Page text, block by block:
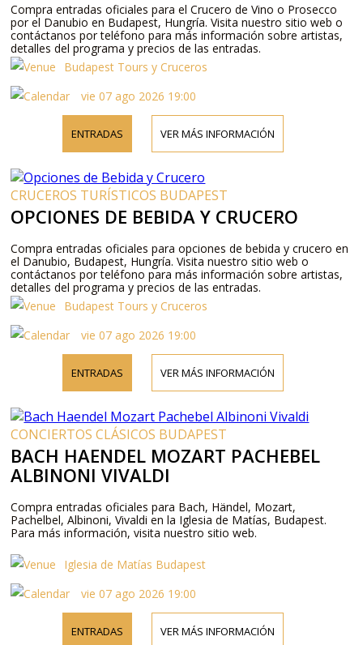
Compra entradas oficiales para el Crucero de Vino o Prosecco
por el Danubio en Budapest, Hungría. Visita nuestro sitio web o
contáctanos por teléfono para más información sobre artistas,
detalles del programa y precios de las entradas.
Budapest Tours y Cruceros
vie 07 ago 2026 19:00
ENTRADAS VER MÁS INFORMACIÓN
CRUCEROS TURÍSTICOS BUDAPEST
OPCIONES DE BEBIDA Y CRUCERO
Compra entradas oficiales para opciones de bebida y crucero en
el Danubio, Budapest, Hungría. Visita nuestro sitio web o
contáctanos por teléfono para más información sobre artistas,
detalles del programa y precios de las entradas.
Budapest Tours y Cruceros
vie 07 ago 2026 19:00
ENTRADAS VER MÁS INFORMACIÓN
CONCIERTOS CLÁSICOS BUDAPEST
BACH HAENDEL MOZART PACHEBEL
ALBINONI VIVALDI
Compra entradas oficiales para Bach, Händel, Mozart,
Pachelbel, Albinoni, Vivaldi en la Iglesia de Matías, Budapest.
Para más información, visita nuestro sitio web.
Iglesia de Matías Budapest
vie 07 ago 2026 19:00
ENTRADAS VER MÁS INFORMACIÓN